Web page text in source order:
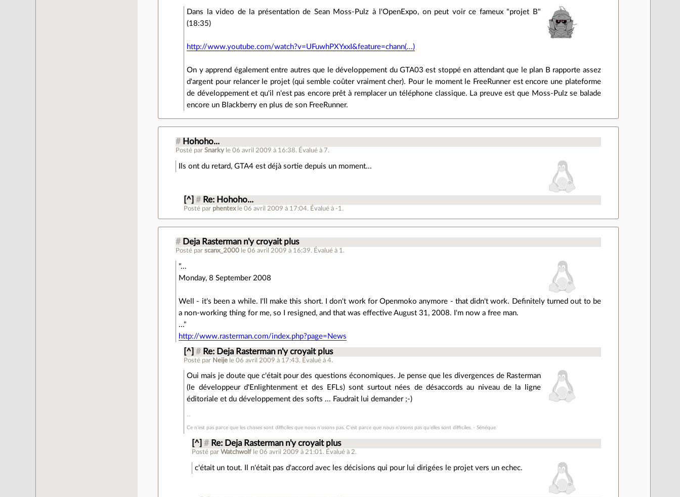
Dans la video de la présentation de Sean Moss-Pulz à l'OpenExpo, on peut voir ce fameux "projet B"
(18:35)
http://www.youtube.com/watch?v=UFuwhPXYxxI&feature=chann(...)
On y apprend également entre autres que le développement du GTA03 est stoppé en attendant que le plan B rapporte assez
d'argent pour relancer le projet (qui semble coûter vraiment cher). Pour le moment le FreeRunner est encore une plateforme
de développement et qu'il n'est pas encore prêt à remplacer un téléphone classique. La preuve est que Moss-Pulz se balade
encore un Blackberry en plus de son FreeRunner.
# Hohoho...
Posté parSnarky le 06 avril 2009 à 16:38. Évalué à7.
Ils ont du retard, GTA4 est déjà sortie depuis un moment...
[^] # Re: Hohoho...
Posté par phentex le 06 avril 2009 à 17:04. Évalué à -1 .
# Deja Rasterman n'y croyait plus
Posté parscanx_2000 le 06 avril 2009 à 16:39. Évalué à 1 .
"...
Monday, 8 September 2008
Well - it's been a while. I'll make this short. I don't work for Openmoko anymore - that didn't work. Definitely turned out to be
a non-working thing for me, so I resigned, and that was effective August 31, 2008. I'm now a free man.
..."
http://www.rasterman.com/index.php?page=News
[^] # Re: Deja Rasterman n'y croyait plus
Posté par Neije le 06 avril 2009 à 17:43. Évalué à4.
Oui mais je doute que c'était pour des questions économiques. Je pense que les divergences de Rasterman
(le développeur d'Enlightenment et des EFLs) sont surtout nées de désaccords au niveau de la ligne
éditoriale et du développement des softs ... Faudrait lui demander ;-)
Ce n'est pas parce que les choses sont difficiles que nous n'osons pas. C'est parce que nous n'osons pas qu'elles sont difficiles. - Sénéque
[^] # Re: Deja Rasterman n'y croyait plus
Posté par Watchwolf le 06 avril 2009 à 21:01 . Évalué à 2.
c'était un tout. Il n'était pas d'accord avec les décisions qui pour lui dirigées le projet vers un echec.